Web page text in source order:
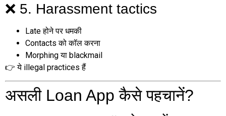
❌ 5. Harassment tactics
Late होने पर धमकी
Contacts को कॉल करना
Morphing या blackmail
👉 ये illegal practices हैं
असली Loan App कैसे पहचानें?